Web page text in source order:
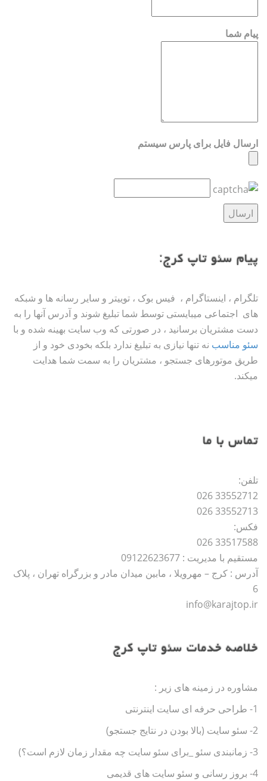
پیام شما
ارسال فایل برای پارس سیستم
پیام سئو تاپ کرج:
تلگرام ، اینستاگرام ، فیس بوک ، توییتر و سایر رسانه ها و شبکه
های اجتماعی میبایستی توسط شما تبلیغ شوند و آدرس آنها را به
دست مشتریان برسانید ، در صورتی که وب سایت بهینه شده و با
سئو مناسب نه تنها نیازی به تبلیغ ندارد بلکه بخودی خود و از
طریق موتورهای جستجو ، مشتریان را به سمت شما هدایت
میکند.
تماس با ما
تلفن:
33552712 026
33552713 026
فکس:
33517588 026
مستقیم با مدیریت : 09122623677
آدرس : کرج – مهرویلا ، مابین میدان مادر و بزرگراه تهران ، پلاک
6
info@karajtop.ir
خلاصه خدمات سئو تاپ کرج
مشاوره در زمینه های زیر :
1- طراحی حرفه ای سایت اینترنتی
2- سئو سایت (بالا بودن در نتایج جستجو)
3- زمانبندی سئو _برای سئو سایت چه مقدار زمان لازم است؟)
4- بروز رسانی و سئو سایت های قدیمی